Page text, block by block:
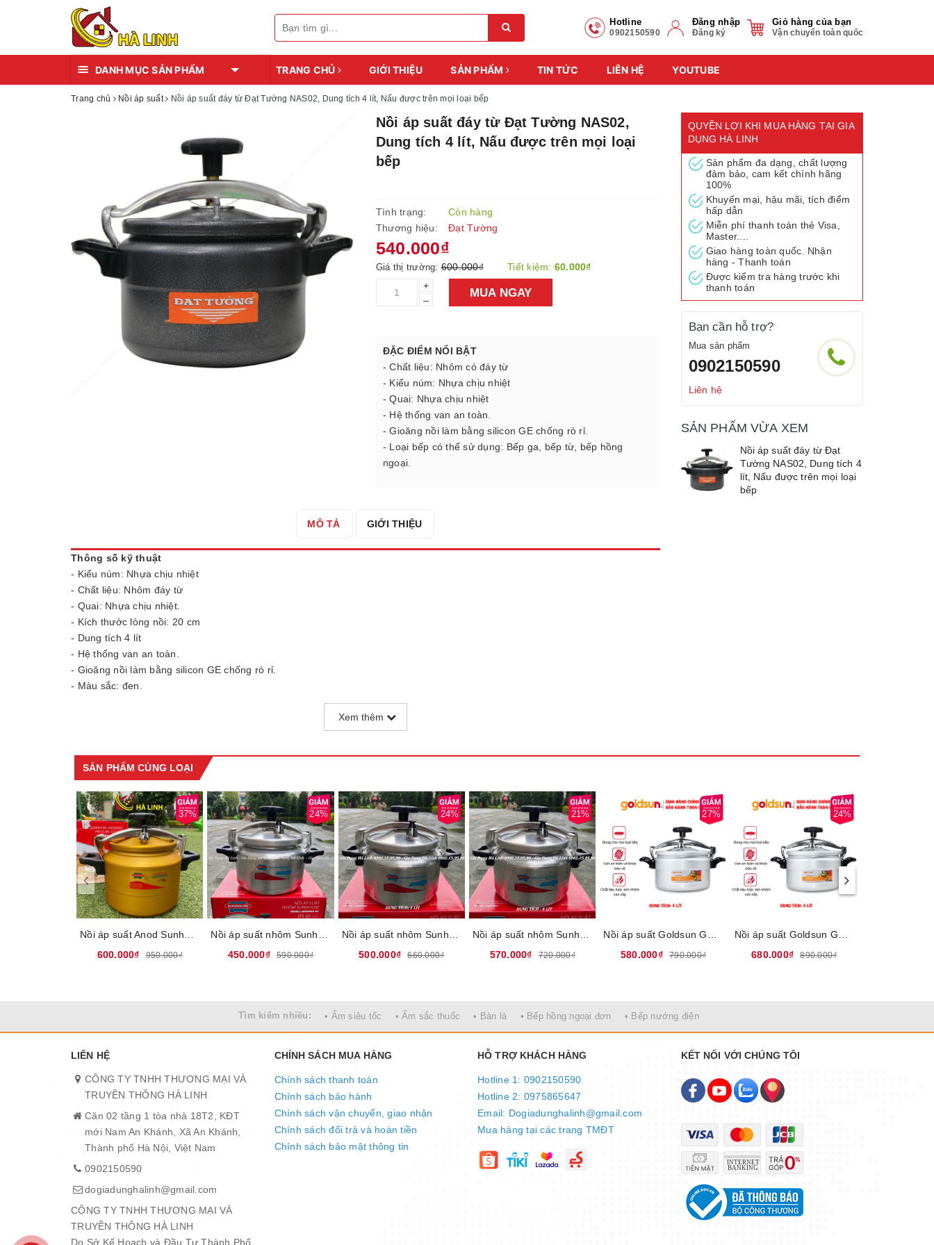
Hotline
0902150590
Đăng nhập
Đăng ký
Giỏ hàng của bạn
Vận chuyển toàn quốc
DANH MỤC SẢN PHẨM TRANG CHỦ GIỚI THIỆU SẢN PHẨM TIN TỨC LIÊN HỆ YOUTUBE
Trang chủ Nồi áp suất Nồi áp suất đáy từ Đạt Tường NAS02, Dung tích 4 lít, Nấu được trên mọi loại bếp
Nồi áp suất đáy từ Đạt Tường NAS02,
Dung tích 4 lít, Nấu được trên mọi loại
bếp
Tình trạng:
Còn hàng
Thương hiệu:
Đạt Tường
540.000₫
Giá thị trường:600.000₫ Tiết kiệm: 60.000₫
+
–
MUA NGAY
ĐẶC ĐIỂM NỔI BẬT
- Chất liệu: Nhôm có đáy từ
- Kiểu núm: Nhựa chịu nhiệt
- Quai: Nhựa chịu nhiệt
- Hệ thống van an toàn.
- Gioăng nồi làm bằng silicon GE chống rò rỉ.
- Loại bếp có thể sử dụng: Bếp ga, bếp từ, bếp hồng
ngoại.
MÔ TẢ GIỚI THIỆU
Thông số kỹ thuật
- Kiểu núm: Nhựa chịu nhiệt
- Chất liệu: Nhôm đáy từ
- Quai: Nhựa chịu nhiệt.
- Kích thước lòng nồi: 20 cm
- Dung tích 4 lít
- Hệ thống van an toàn.
- Gioăng nồi làm bằng silicon GE chống rò rỉ.
- Màu sắc: đen.
Sản phẩm có màu đen sang trọng, phù hợp với nhiều không gian bếp đa dạng. Thân và nắp nồi được làm bằng chất liệu nhôm
Xem thêm
QUYỀN LỢI KHI MUA HÀNG TẠI GIA
DỤNG HÀ LINH
Sản phẩm đa dạng, chất lượng
đảm bảo, cam kết chính hãng
100%
Khuyến mại, hậu mãi, tích điểm
hấp dẫn
Miễn phí thanh toán thẻ Visa,
Master....
Giao hàng toàn quốc. Nhận
hàng - Thanh toán
Được kiểm tra hàng trước khi
thanh toán
Bạn cần hỗ trợ?
Mua sản phẩm
0902150590
Liên hệ
SẢN PHẨM VỪA XEM
Nồi áp suất đáy từ Đạt
Tường NAS02, Dung tích 4
lít, Nấu được trên mọi loại
bếp
SẢN PHẨM CÙNG LOẠI
37%
600.000₫
950.000₫
24%
450.000₫
590.000₫
24%
500.000₫
660.000₫
21%
570.000₫
720.000₫
27%
580.000₫
790.000₫
24%
680.000₫
890.000₫
Tìm kiếm nhiều: • Ấm siêu tốc • Ấm sắc thuốc • Bàn là • Bếp hồng ngoại đơn • Bếp nướng điện
LIÊN HỆ
CÔNG TY TNHH THƯƠNG MẠI VÀ
TRUYỀN THÔNG HÀ LINH
Căn 02 tầng 1 tòa nhà 18T2, KĐT
mới Nam An Khánh, Xã An Khánh,
Thành phố Hà Nội, Việt Nam
0902150590
dogiadunghalinh@gmail.com
CÔNG TY TNHH THƯƠNG MẠI VÀ
TRUYỀN THÔNG HÀ LINH
Do Sở Kế Hoạch và Đầu Tư Thành Phố
CHÍNH SÁCH MUA HÀNG
Chính sách thanh toán
Chính sách bảo hành
Chính sách vận chuyển, giao nhận
Chính sách đổi trả và hoàn tiền
Chính sách bảo mật thông tin
HỖ TRỢ KHÁCH HÀNG
Hotline 1: 0902150590
Hotline 2: 0975865647
Email: Dogiadunghalinh@gmail.com
Mua hàng tại các trang TMĐT
KẾT NỐI VỚI CHÚNG TÔI